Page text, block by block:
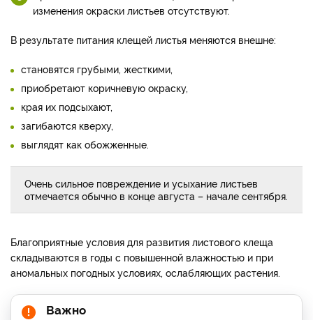
изменения окраски листьев отсутствуют.
В результате питания клещей листья меняются внешне:
становятся грубыми, жесткими,
приобретают коричневую окраску,
края их подсыхают,
загибаются кверху,
выглядят как обожженные.
Очень сильное повреждение и усыхание листьев
отмечается обычно в конце августа – начале сентября.
Благоприятные условия для развития листового клеща
складываются в годы с повышенной влажностью и при
аномальных погодных условиях, ослабляющих растения.
Важно